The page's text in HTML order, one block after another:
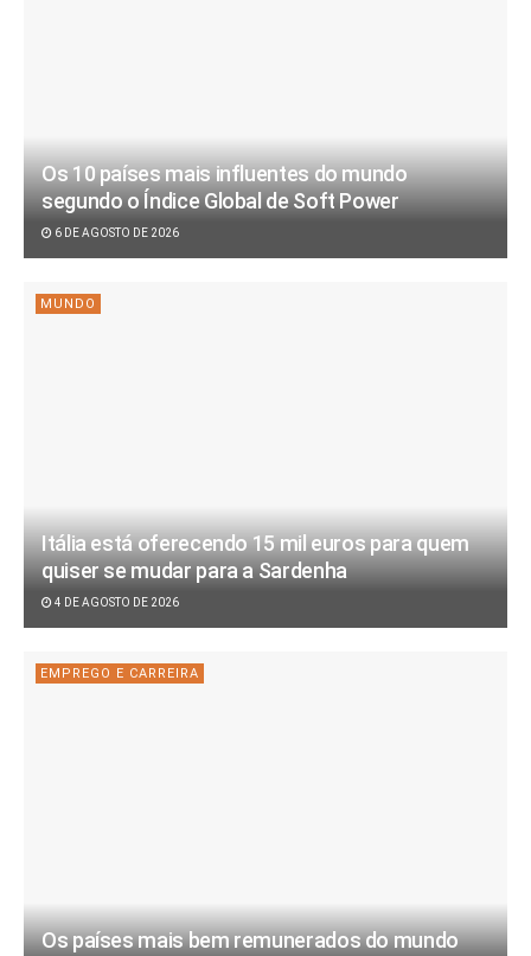
Os 10 países mais influentes do mundo
segundo o Índice Global de Soft Power
6 DE AGOSTO DE 2026
MUNDO
Itália está oferecendo 15 mil euros para quem
quiser se mudar para a Sardenha
4 DE AGOSTO DE 2026
EMPREGO E CARREIRA
Os países mais bem remunerados do mundo